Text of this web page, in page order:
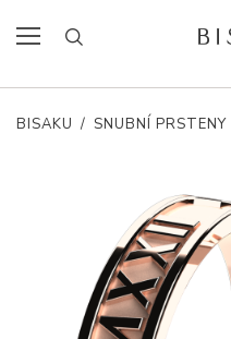
BISAKU / SNUBNÍ PRSTENY